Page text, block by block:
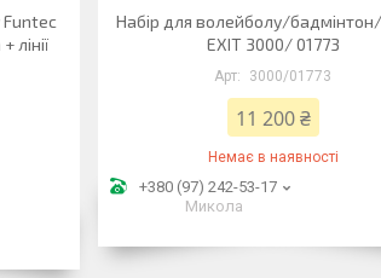
Funtec
лінії
Набір для волейболу/бадмінтон/
EXIT 3000/ 01773
3000/01773
11 200 ₴
Немає в наявності
+380 (97) 242-53-17
Микола